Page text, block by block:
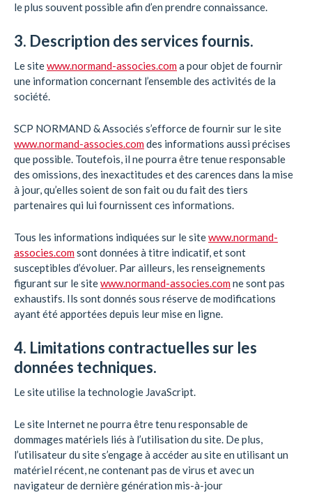
le plus souvent possible afin d’en prendre connaissance.
3. Description des services fournis.
Le sitewww.normand-associes.coma pour objet de fournir
une information concernant l’ensemble des activités de la
société.
SCP NORMAND & Associés s’efforce de fournir sur le site
www.normand-associes.comdes informations aussi précises
que possible. Toutefois, il ne pourra être tenue responsable
des omissions, des inexactitudes et des carences dans la mise
à jour, qu’elles soient de son fait ou du fait des tiers
partenaires qui lui fournissent ces informations.
Tous les informations indiquées sur le sitewww.normand-
associes.comsont données à titre indicatif, et sont
susceptibles d’évoluer. Par ailleurs, les renseignements
figurant sur le sitewww.normand-associes.comne sont pas
exhaustifs. Ils sont donnés sous réserve de modifications
ayant été apportées depuis leur mise en ligne.
4. Limitations contractuelles sur les
données techniques.
Le site utilise la technologie JavaScript.
Le site Internet ne pourra être tenu responsable de
dommages matériels liés à l’utilisation du site. De plus,
l’utilisateur du site s’engage à accéder au site en utilisant un
matériel récent, ne contenant pas de virus et avec un
navigateur de dernière génération mis-à-jour